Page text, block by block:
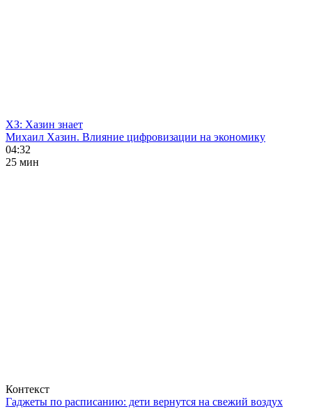
ХЗ: Хазин знает
Михаил Хазин. Влияние цифровизации на экономику
04:32
25 мин
Контекст
Гаджеты по расписанию: дети вернутся на свежий воздух